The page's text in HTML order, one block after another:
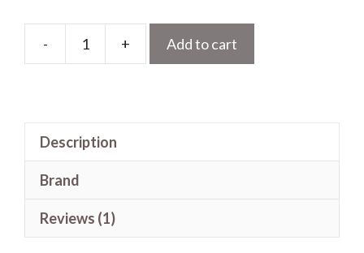
-
Pintu
+ Add to cart
Description
Brand
Reviews (1)